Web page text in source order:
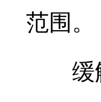
范围。
缓解